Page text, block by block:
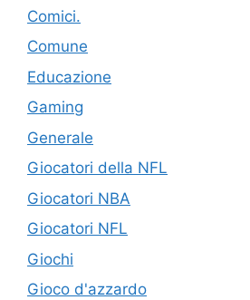
Comici.
Comune
Educazione
Gaming
Generale
Giocatori della NFL
Giocatori NBA
Giocatori NFL
Giochi
Gioco d'azzardo